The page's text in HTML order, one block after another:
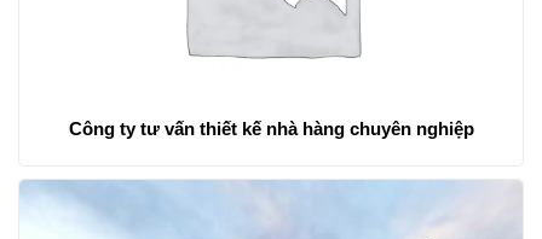
Công ty tư vấn thiết kế nhà hàng chuyên nghiệp